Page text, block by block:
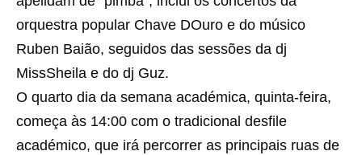
orquestra popular Chave DOuro e do músico
Ruben Baião, seguidos das sessões da dj
MissSheila e do dj Guz.
O quarto dia da semana académica, quinta-feira,
começa às 14:00 com o tradicional desfile
académico, que irá percorrer as principais ruas de